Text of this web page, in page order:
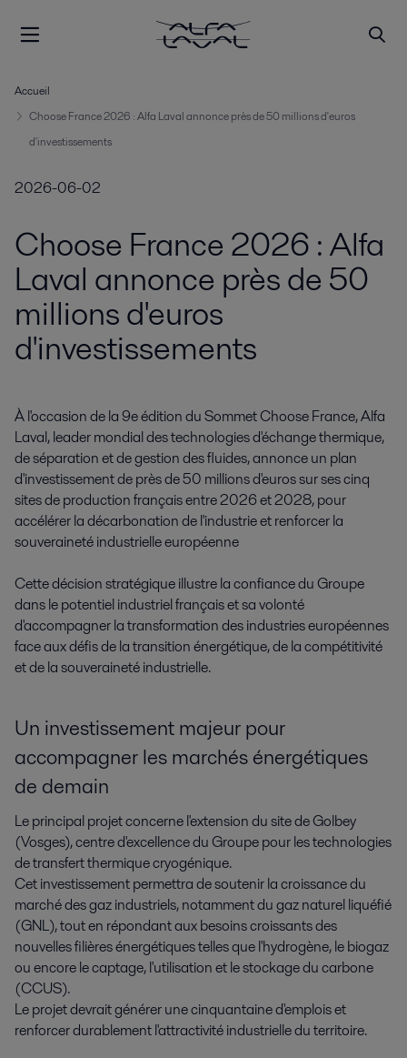
Accueil
Choose France 2026 : Alfa Laval annonce près de 50 millions d'euros
d'investissements
2026-06-02
Choose France 2026 : Alfa
Laval annonce près de 50
millions d'euros
d'investissements
À l'occasion de la 9e édition du Sommet Choose France, Alfa
Laval, leader mondial des technologies d'échange thermique,
de séparation et de gestion des fluides, annonce un plan
d'investissement de près de 50 millions d'euros sur ses cinq
sites de production français entre 2026 et 2028, pour
accélérer la décarbonation de l'industrie et renforcer la
souveraineté industrielle européenne
Cette décision stratégique illustre la confiance du Groupe
dans le potentiel industriel français et sa volonté
d'accompagner la transformation des industries européennes
face aux défis de la transition énergétique, de la compétitivité
et de la souveraineté industrielle.
Un investissement majeur pour
accompagner les marchés énergétiques
de demain
Le principal projet concerne l'extension du site de Golbey
(Vosges), centre d'excellence du Groupe pour les technologies
de transfert thermique cryogénique.
Cet investissement permettra de soutenir la croissance du
marché des gaz industriels, notamment du gaz naturel liquéfié
(GNL), tout en répondant aux besoins croissants des
nouvelles filières énergétiques telles que l'hydrogène, le biogaz
ou encore le captage, l'utilisation et le stockage du carbone
(CCUS).
Le projet devrait générer une cinquantaine d'emplois et
renforcer durablement l'attractivité industrielle du territoire.